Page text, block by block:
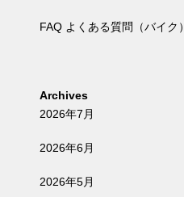
FAQ よくある質問（バイク）
Archives
2026年7月
2026年6月
2026年5月